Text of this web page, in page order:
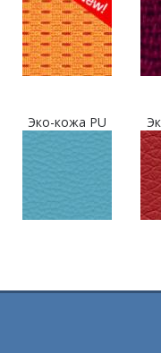
Эко-кожа PU